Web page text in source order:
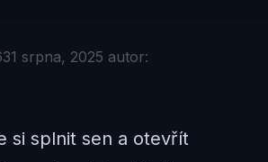
31 srpna, 2025 autor:
si splnit sen a otevřít